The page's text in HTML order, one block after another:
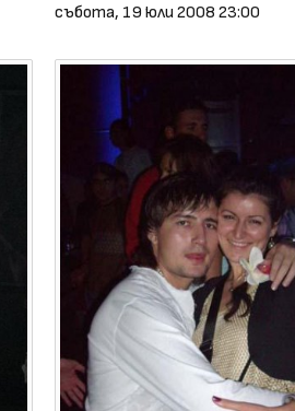
събота, 19 юли 2008 23:00